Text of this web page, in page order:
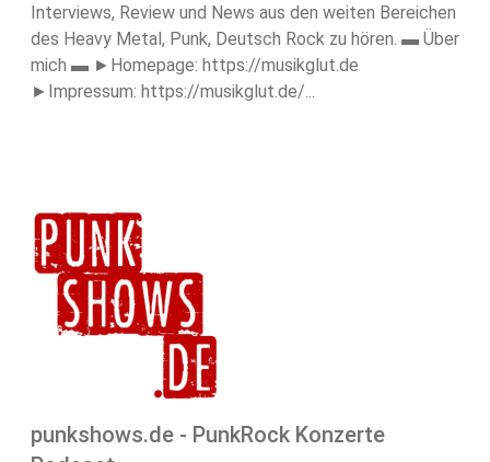
Interviews, Review und News aus den weiten Bereichen
des Heavy Metal, Punk, Deutsch Rock zu hören. ▬ Über
mich ▬ ►Homepage: https://musikglut.de
►Impressum: https://musikglut.de/...
punkshows.de - PunkRock Konzerte